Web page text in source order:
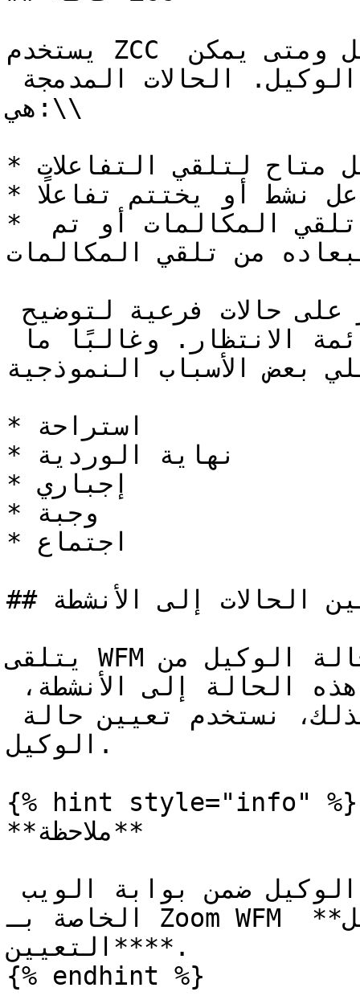
يستخدم ZCC حالة الوكيل لتتبع نشاط الوكيل ومتى يمكن
هي:\\
* جاهز - الوكيل متاح لتلقي التفاعلات
* مشغول - الوكيل في تفاعل نشط أو يختتم تفاعلًا
* غير جاهز - اختار الوكيل عدم تلقي المكالمات أو تم
من تلقي المكالمات\\
بعض الأسباب النموذجية:\\
* استراحة
* نهاية الوردية
* إجباري
* وجبة
* اجتماع
## تعيين الحالات إلى الأنشطة
يتلقى WFM معلومات حالة الوكيل من ZCC ويحتاج إلى أن
الوكيل.
{% hint style="info" %}
**ملاحظة**
الخاصة بـ Zoom WFM على **التفضيلات → حالة الوكيل**
**التعيين**.
{% endhint %}